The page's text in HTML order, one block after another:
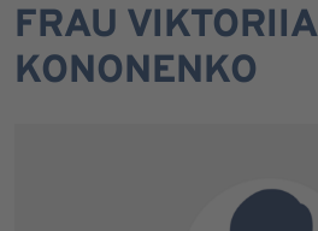
FRAU VIKTORIIA
KONONENKO